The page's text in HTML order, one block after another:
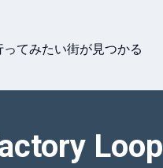
てみたい街が見つかる
Loop